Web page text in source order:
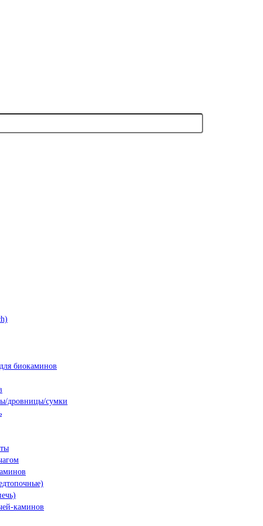
биокаминов
дровницы/сумки
каминов